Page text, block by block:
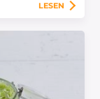
LESEN